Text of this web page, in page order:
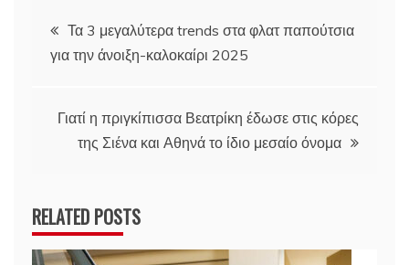
Πλοήγηση
άρθρων
Τα 3 μεγαλύτερα trends στα φλατ παπούτσια
για την άνοιξη-καλοκαίρι 2025
Γιατί η πριγκίπισσα Βεατρίκη έδωσε στις κόρες
της Σιένα και Αθηνά το ίδιο μεσαίο όνομα
RELATED POSTS